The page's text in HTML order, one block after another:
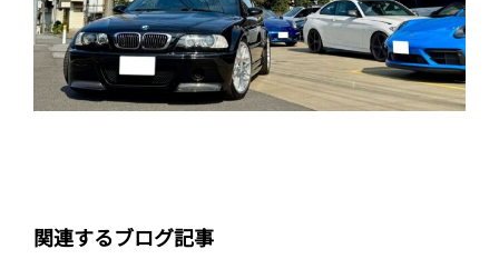
関連するブログ記事